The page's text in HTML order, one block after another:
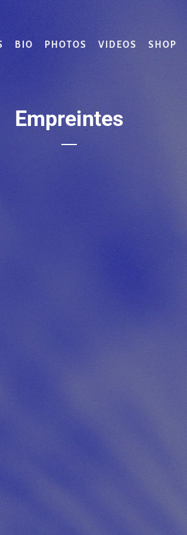
BIO PHOTOS VIDEOS SHOP
Empreintes